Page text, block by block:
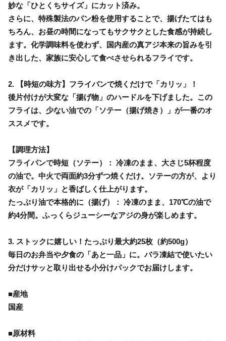
妙な「ひとくちサイズ」にカット済み。
さらに、特殊製法のパン粉を使用することで、揚げたてはも
ちろん、お昼の時間になってもサクサクとした食感が持続し
ます。化学調味料を使わず、国内産の真アジ本来の旨みを引
き出した、家族に安心して食べさせられるフライです。
2. 【時短の味方】フライパンで焼くだけで「カリッ」！
後片付けが大変な「揚げ物」のハードルを下げました。この
フライは、少ない油での「ソテー（揚げ焼き）」が一番のオ
ススメです。
【調理方法】
フライパンで時短（ソテー）： 冷凍のまま、大さじ5杯程度
の油で。中火で両面約3分ずつ焼くだけ。ソテーの方が、より
衣が「カリッ」と香ばしく仕上がります。
たっぷり油で本格的に（揚げ）： 冷凍のまま、170℃の油で
約4分間。ふっくらジューシーなアジの身が楽しめます。
3. ストックに嬉しい！たっぷり最大約25枚（約500g）
毎日のお弁当や夕食の「あと一品」に。バラ凍結で使いたい
分だけサッと取り出せる小分けパックでお届けします。
■産地
国産
■原材料